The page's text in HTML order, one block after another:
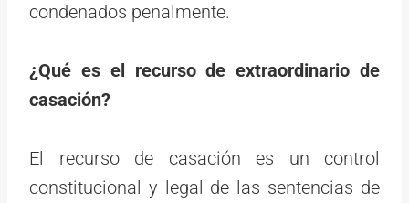
condenados penalmente.
¿Qué es el recurso de extraordinario de
casación?
El recurso de casación es un control
constitucional y legal de las sentencias de